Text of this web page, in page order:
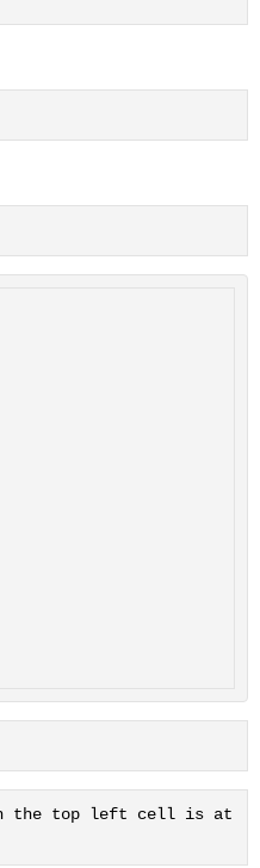
the top left cell is at